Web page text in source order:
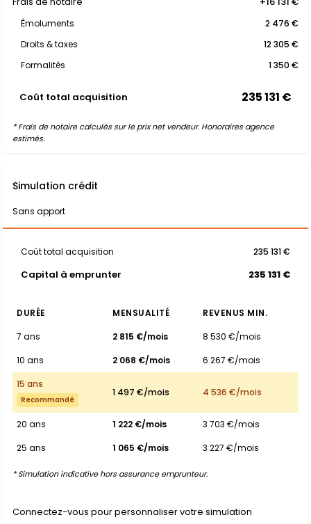
Émoluments
2 476 €
Droits & taxes
12 305 €
Formalités
1 350 €
Coût total acquisition 235 131 €
* Frais de notaire calculés sur le prix net vendeur. Honoraires agence
estimés.
Simulation crédit
Sans apport
Coût total acquisition 235 131 €
Capital à emprunter 235 131 €
DURÉE MENSUALITÉ
REVENUS MIN.
7 ans
2 815 €/mois
8 530 €/mois
10 ans
2 068 €/mois
6 267 €/mois
15 ans
Recommandé
1 497 €/mois 4 536 €/mois
20 ans 1 222 €/mois
3 703 €/mois
25 ans
1 065 €/mois 3 227 €/mois
* Simulation indicative hors assurance emprunteur.
Connectez-vous pour personnaliser votre simulation